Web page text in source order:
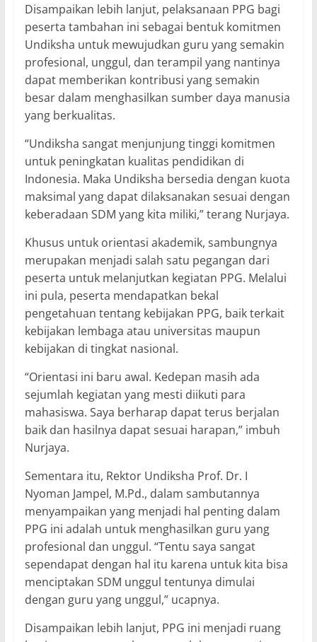
Disampaikan lebih lanjut, pelaksanaan PPG bagi
peserta tambahan ini sebagai bentuk komitmen
Undiksha untuk mewujudkan guru yang semakin
profesional, unggul, dan terampil yang nantinya
dapat memberikan kontribusi yang semakin
besar dalam menghasilkan sumber daya manusia
yang berkualitas.
“Undiksha sangat menjunjung tinggi komitmen
untuk peningkatan kualitas pendidikan di
Indonesia. Maka Undiksha bersedia dengan kuota
maksimal yang dapat dilaksanakan sesuai dengan
keberadaan SDM yang kita miliki,” terang Nurjaya.
Khusus untuk orientasi akademik, sambungnya
merupakan menjadi salah satu pegangan dari
peserta untuk melanjutkan kegiatan PPG. Melalui
ini pula, peserta mendapatkan bekal
pengetahuan tentang kebijakan PPG, baik terkait
kebijakan lembaga atau universitas maupun
kebijakan di tingkat nasional.
“Orientasi ini baru awal. Kedepan masih ada
sejumlah kegiatan yang mesti diikuti para
mahasiswa. Saya berharap dapat terus berjalan
baik dan hasilnya dapat sesuai harapan,” imbuh
Nurjaya.
Sementara itu, Rektor Undiksha Prof. Dr. I
Nyoman Jampel, M.Pd., dalam sambutannya
menyampaikan yang menjadi hal penting dalam
PPG ini adalah untuk menghasilkan guru yang
profesional dan unggul. “Tentu saya sangat
sependapat dengan hal itu karena untuk kita bisa
menciptakan SDM unggul tentunya dimulai
dengan guru yang unggul,” ucapnya.
Disampaikan lebih lanjut, PPG ini menjadi ruang